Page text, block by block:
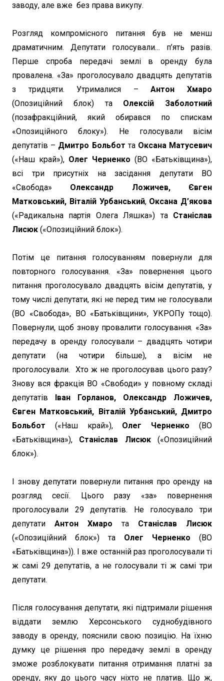
заводу, але вже без права викупу.
Розгляд компромісного питання був не менш
драматичним. Депутати голосували… п’ять разів.
Перше спроба передачі землі в оренду була
провалена. «За» проголосувало двадцять депутатів
з тридцяти. Утрималися –Антон Хмаро
(Опозиційний блок) та Олексій Заболотний
(позафракційний, який обирався по спискам
«Опозиційного блоку»). Не голосували вісім
депутатів – Дмитро Больбот та Оксана Матусевич
(«Наш край»), Олег Черненко (ВО «Батьківщина»),
всі три присутніх на засідання депутати ВО
«Свобода» Олександр Ложичев, Євген
Матковський, Віталій Урбанський, Оксана Д’якова
(«Радикальна партія Олега Ляшка») та Станіслав
Лисюк («Опозиційний блок»).
Потім це питання голосуванням повернули для
повторного голосування. «За» повернення цього
питання проголосувало двадцять вісім депутатів, у
тому числі депутати, які не перед тим не голосували
(ВО «Свобода», ВО «Батьківщини», УКРОПу тощо).
Повернули, щоб знову провалити голосування. «За»
передачу в оренду голосували – двадцять чотири
депутати (на чотири більше), а вісім не
проголосували. Хто ж не проголосував цього разу?
Знову вся фракція ВО «Свободи» у повному складі
депутатів
Іван Горланов, Олександр Ложичев,
Євген Матковський, Віталій Урбанський, Дмитро
Больбот («Наш край»), Олег Черненко (ВО
«Батьківщина»), Станіслав Лисюк(«Опозиційний
блок»).
І знову депутати повернули питання про оренду на
розгляд сесії. Цього разу «за» повернення
проголосували 29 депутатів. Не голосувало три
депутати Антон Хмаро та Станіслав Лисюк
(«Опозиційний блок») та Олег Черненко (ВО
«Батьківщина»)). І вже останній раз проголосували ті
ж самі 29 депутатів, а не голосували ті ж самі три
депутати.
Після голосування депутати, які підтримали рішення
віддати землю Херсонського суднобудівного
заводу в оренду, пояснили свою позицію. На їхню
думку це рішення про передачу землі в оренду
зможе розблокувати питання отримання платні за
оренду, яку до цього часу ніхто не платив. Що ж,